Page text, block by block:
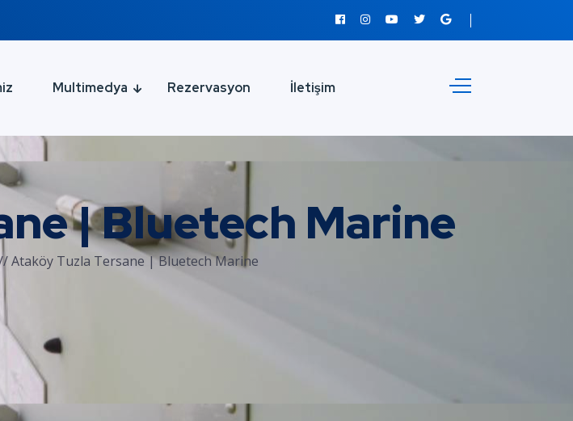
Multimedya Rezervasyon İletişim
| Bluetech Marine
Ataköy Tuzla Tersane | Bluetech Marine